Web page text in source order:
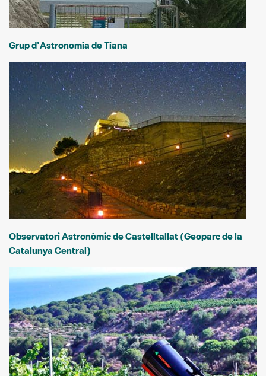
Grup d'Astronomia de Tiana
Observatori Astronòmic de Castelltallat (Geoparc de la
Catalunya Central)